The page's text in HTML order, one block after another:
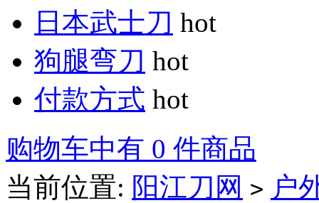
日本武士刀 hot
狗腿弯刀 hot
付款方式 hot
购物车中有 0 件商品
当前位置: 阳江刀网 > 户